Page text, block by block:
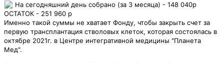
На сегодняшний день собрано (за 3 месяца) - 148 040р
ОСТАТОК - 251 960 р
Именно такой суммы не хватает Фонду, чтобы закрыть счет за
первую трансплантация стволовых клеток, которая состоялась в
октябре 2021г. в Центре интегративной медицины "Планета
Мед".